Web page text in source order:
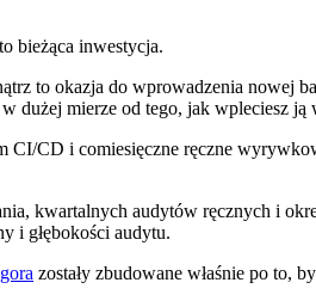
bieżąca inwestycja.
to okazja do wprowadzenia nowej
dużej mierze od tego, jak wpleciesz ją
CI/CD i comiesięczne ręczne
kwartalnych audytów ręcznych i
i głębokości audytu.
zostały zbudowane właśnie po to,